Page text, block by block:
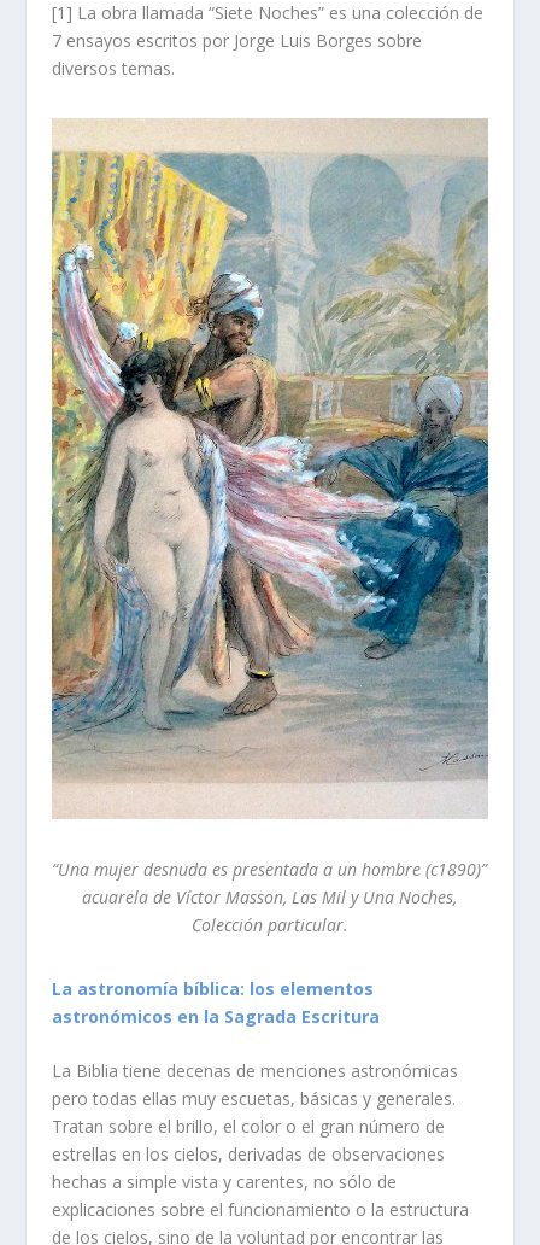
[1] La obra llamada “Siete Noches” es una colección de
7 ensayos escritos por Jorge Luis Borges sobre
diversos temas.
“Una mujer desnuda es presentada a un hombre (c1890)”
acuarela de Víctor Masson, Las Mil y Una Noches,
Colección particular.
La astronomía bíblica: los elementos
astronómicos en la Sagrada Escritura
La Biblia tiene decenas de menciones astronómicas
pero todas ellas muy escuetas, básicas y generales.
Tratan sobre el brillo, el color o el gran número de
estrellas en los cielos, derivadas de observaciones
hechas a simple vista y carentes, no sólo de
explicaciones sobre el funcionamiento o la estructura
de los cielos, sino de la voluntad por encontrar las